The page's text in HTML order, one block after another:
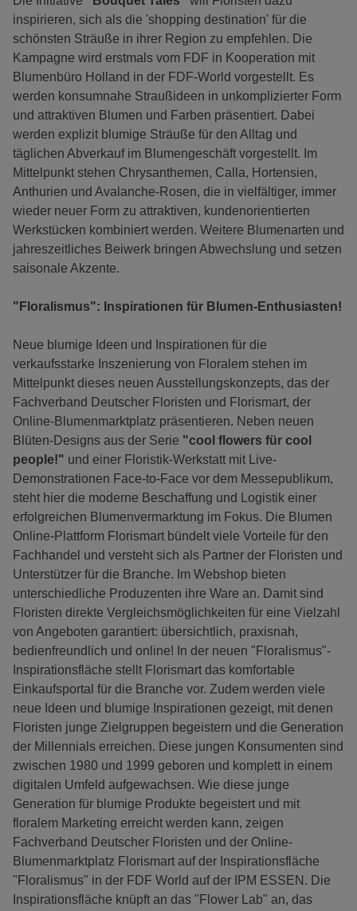
inspirieren, sich als die 'shopping destination' für die
schönsten Sträuße in ihrer Region zu empfehlen. Die
Kampagne wird erstmals vom FDF in Kooperation mit
Blumenbüro Holland in der FDF-World vorgestellt. Es
werden konsumnahe Straußideen in unkomplizierter Form
und attraktiven Blumen und Farben präsentiert. Dabei
werden explizit blumige Sträuße für den Alltag und
täglichen Abverkauf im Blumengeschäft vorgestellt. Im
Mittelpunkt stehen Chrysanthemen, Calla, Hortensien,
Anthurien und Avalanche-Rosen, die in vielfältiger, immer
wieder neuer Form zu attraktiven, kundenorientierten
Werkstücken kombiniert werden. Weitere Blumenarten und
jahreszeitliches Beiwerk bringen Abwechslung und setzen
saisonale Akzente.
"Floralismus": Inspirationen für Blumen-Enthusiasten!
Neue blumige Ideen und Inspirationen für die
verkaufsstarke Inszenierung von Floralem stehen im
Mittelpunkt dieses neuen Ausstellungskonzepts, das der
Fachverband Deutscher Floristen und Florismart, der
Online-Blumenmarktplatz präsentieren. Neben neuen
Blüten-Designs aus der Serie "cool flowers für cool
people!" und einer Floristik-Werkstatt mit Live-
Demonstrationen Face-to-Face vor dem Messepublikum,
steht hier die moderne Beschaffung und Logistik einer
erfolgreichen Blumenvermarktung im Fokus. Die Blumen
Online-Plattform Florismart bündelt viele Vorteile für den
Fachhandel und versteht sich als Partner der Floristen und
Unterstützer für die Branche. Im Webshop bieten
unterschiedliche Produzenten ihre Ware an. Damit sind
Floristen direkte Vergleichsmöglichkeiten für eine Vielzahl
von Angeboten garantiert: übersichtlich, praxisnah,
bedienfreundlich und online! In der neuen "Floralismus"-
Inspirationsfläche stellt Florismart das komfortable
Einkaufsportal für die Branche vor. Zudem werden viele
neue Ideen und blumige Inspirationen gezeigt, mit denen
Floristen junge Zielgruppen begeistern und die Generation
der Millennials erreichen. Diese jungen Konsumenten sind
zwischen 1980 und 1999 geboren und komplett in einem
digitalen Umfeld aufgewachsen. Wie diese junge
Generation für blumige Produkte begeistert und mit
floralem Marketing erreicht werden kann, zeigen
Fachverband Deutscher Floristen und der Online-
Blumenmarktplatz Florismart auf der Inspirationsfläche
"Floralismus" in der FDF World auf der IPM ESSEN. Die
Inspirationsfläche knüpft an das "Flower Lab" an, das